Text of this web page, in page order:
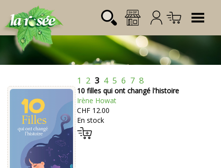
Mot de passe:
Désignation Référence Quantité
1 2 3 4 5 6 7 8
10 filles qui ont changé l'histoire
Irène Howat
CHF 12.00
En stock